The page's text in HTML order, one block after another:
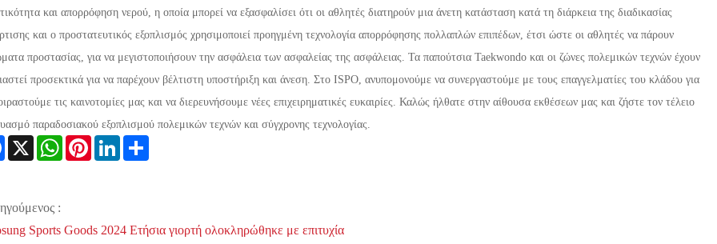
και απορρόφηση νερού, η οποία μπορεί να εξασφαλίσει ότι οι αθλητές διατηρούν μια άνετη κατάσταση κατά τη διάρκεια της διαδικασίας
και ο προστατευτικός εξοπλισμός χρησιμοποιεί προηγμένη τεχνολογία απορρόφησης πολλαπλών επιπέδων, έτσι ώστε οι αθλητές να πάρουν
προστασίας, για να μεγιστοποιήσουν την ασφάλεια των ασφαλείας της ασφάλειας. Τα παπούτσια Taekwondo και οι ζώνες πολεμικών τεχνών έχουν
προσεκτικά για να παρέχουν βέλτιστη υποστήριξη και άνεση. Στο ISPO, ανυπομονούμε να συνεργαστούμε με τους επαγγελματίες του κλάδου για
τις καινοτομίες μας και να διερευνήσουμε νέες επιχειρηματικές ευκαιρίες. Καλώς ήλθατε στην αίθουσα εκθέσεων μας και ζήστε τον τέλειο
παραδοσιακού εξοπλισμού πολεμικών τεχνών και σύγχρονης τεχνολογίας.
Facebook
X WhatsAppPinterestLinkedIn
:
Sports Goods 2024 Ετήσια γιορτή ολοκληρώθηκε με επιτυχία